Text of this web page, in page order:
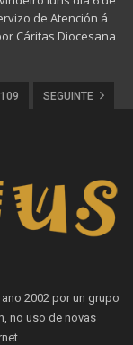
de Atención á
Cáritas Diocesana
109 SEGUINTE
2002 por un grupo
no uso de novas